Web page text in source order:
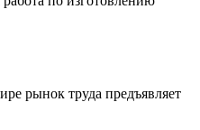
рынок труда предъявляет